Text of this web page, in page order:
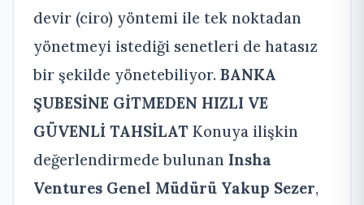
devir (ciro) yöntemi ile tek noktadan
yönetmeyi istediği senetleri de hatasız
bir şekilde yönetebiliyor. BANKA
ŞUBESİNE GİTMEDEN HIZLI VE
GÜVENLİ TAHSİLAT Konuya ilişkin
değerlendirmede bulunan Insha
Ventures Genel Müdürü Yakup Sezer,